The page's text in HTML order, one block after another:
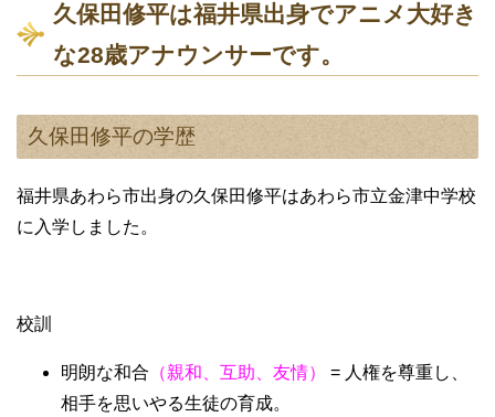
久保田修平は福井県出身でアニメ大好き
な28歳アナウンサーです。
久保田修平の学歴
福井県あわら市出身の久保田修平はあわら市立金津中学校
に入学しました。
校訓
明朗な和合 （親和、互助、友情）
= 人権を尊重し、
相手を思いやる生徒の育成。